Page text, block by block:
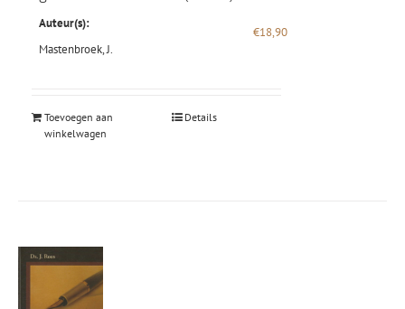
Auteur(s):
Mastenbroek, J.
€18,90
Toevoegen aan
winkelwagen
Details